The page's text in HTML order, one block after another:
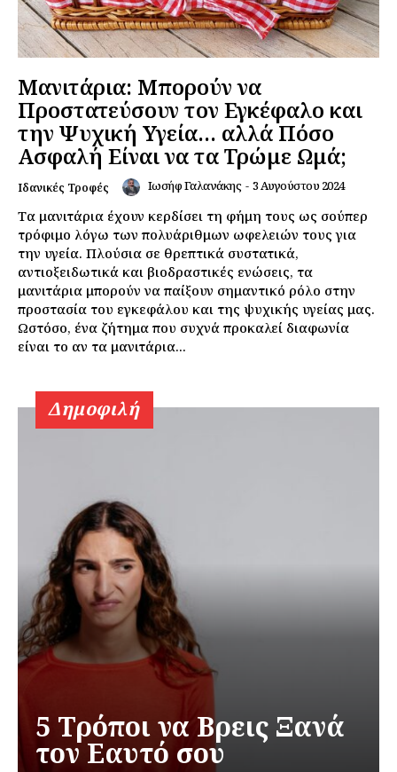
Μανιτάρια: Μπορούν να
Προστατεύσουν τον Εγκέφαλο και
την Ψυχική Υγεία… αλλά Πόσο
Ασφαλή Είναι να τα Τρώμε Ωμά;
Ιδανικές Τροφές Ιωσήφ Γαλανάκης - 3 Αυγούστου 2024
Τα μανιτάρια έχουν κερδίσει τη φήμη τους ως σούπερ
τρόφιμο λόγω των πολυάριθμων ωφελειών τους για
την υγεία. Πλούσια σε θρεπτικά συστατικά,
αντιοξειδωτικά και βιοδραστικές ενώσεις, τα
μανιτάρια μπορούν να παίξουν σημαντικό ρόλο στην
προστασία του εγκεφάλου και της ψυχικής υγείας μας.
Ωστόσο, ένα ζήτημα που συχνά προκαλεί διαφωνία
είναι το αν τα μανιτάρια...
Δημοφιλή
5 Τρόποι να Βρεις Ξανά
τον Εαυτό σου